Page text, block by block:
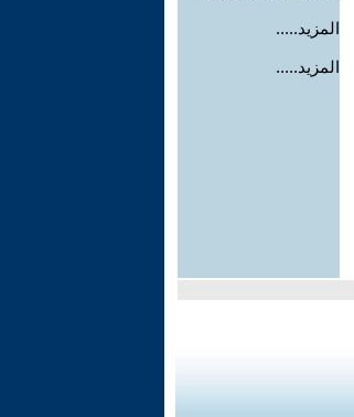
المزيد.....
المزيد.....